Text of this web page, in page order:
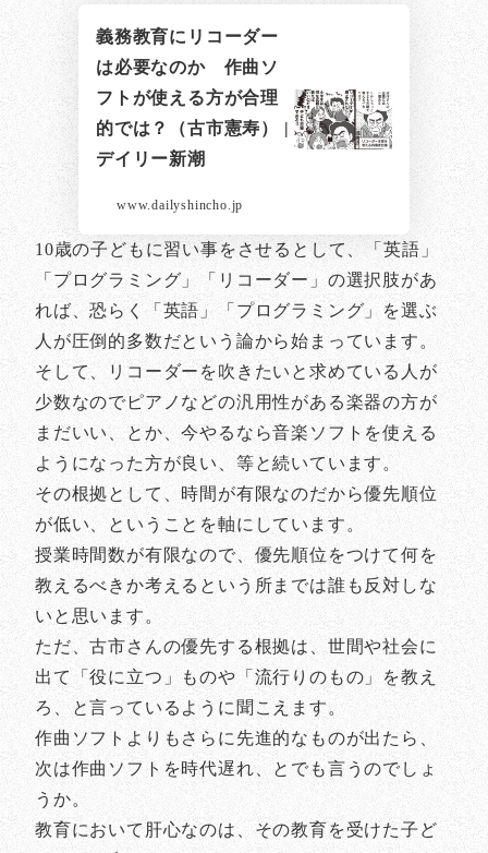
義務教育にリコーダー
は必要なのか 作曲ソ
フトが使える方が合理
的では？（古市憲寿） |
デイリー新潮
www.dailyshincho.jp
10歳の子どもに習い事をさせるとして、「英語」
「プログラミング」「リコーダー」の選択肢があ
れば、恐らく「英語」「プログラミング」を選ぶ
人が圧倒的多数だという論から始まっています。
そして、リコーダーを吹きたいと求めている人が
少数なのでピアノなどの汎用性がある楽器の方が
まだいい、とか、今やるなら音楽ソフトを使える
ようになった方が良い、等と続いています。
その根拠として、時間が有限なのだから優先順位
が低い、ということを軸にしています。
授業時間数が有限なので、優先順位をつけて何を
教えるべきか考えるという所までは誰も反対しな
いと思います。
ただ、古市さんの優先する根拠は、世間や社会に
出て「役に立つ」ものや「流行りのもの」を教え
ろ、と言っているように聞こえます。
作曲ソフトよりもさらに先進的なものが出たら、
次は作曲ソフトを時代遅れ、とでも言うのでしょ
うか。
教育において肝心なのは、その教育を受けた子ど